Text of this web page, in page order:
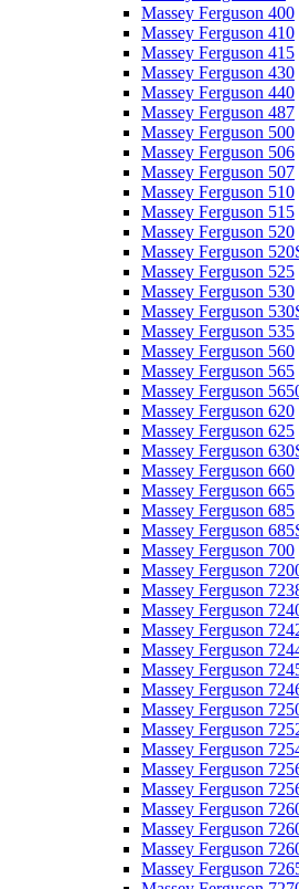
Massey Ferguson 400
Massey Ferguson 410
Massey Ferguson 415
Massey Ferguson 430
Massey Ferguson 440
Massey Ferguson 487
Massey Ferguson 500
Massey Ferguson 506
Massey Ferguson 507
Massey Ferguson 510
Massey Ferguson 515
Massey Ferguson 520
Massey Ferguson
Massey Ferguson 525
Massey Ferguson 530
Massey Ferguson
Massey Ferguson 535
Massey Ferguson 560
Massey Ferguson 565
Massey Ferguson
Massey Ferguson 620
Massey Ferguson 625
Massey Ferguson
Massey Ferguson 660
Massey Ferguson 665
Massey Ferguson 685
Massey Ferguson
Massey Ferguson 700
Massey Ferguson
Massey Ferguson
Massey Ferguson
Massey Ferguson
Massey Ferguson
Massey Ferguson
Massey Ferguson
Massey Ferguson
Massey Ferguson
Massey Ferguson
Massey Ferguson
Massey Ferguson
Massey Ferguson
Massey Ferguson
Massey Ferguson
Massey Ferguson